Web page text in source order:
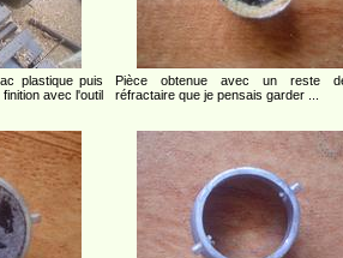
plastique puis
avec l'outil
Pièce obtenue avec un reste
réfractaire que je pensais garder ...